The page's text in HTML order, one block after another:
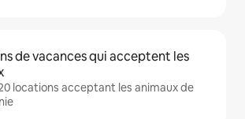
de vacances qui acceptent les
locations acceptant les animaux de